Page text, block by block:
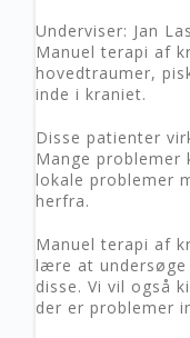
Underviser: Jan
Manuel terapi af
hovedtraumer,
inde i kraniet.
Disse patienter
Mange
lokale problemer
herfra.
Manuel terapi af
lære at
disse. Vi vil også
der er problemer